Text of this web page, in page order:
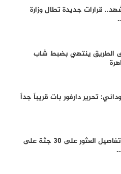
قرارات جديدة تطال وزارة
الطريق ينتهي بضبط شاب
تحرير دارفور بات قريباً جداً
شهود يكشفون تفاصيل العثور على 30 جثة على